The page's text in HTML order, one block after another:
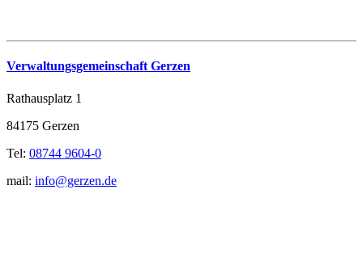
Verwaltungsgemeinschaft Gerzen
Rathausplatz 1
84175 Gerzen
Tel: 08744 9604-0
mail: info@gerzen.de